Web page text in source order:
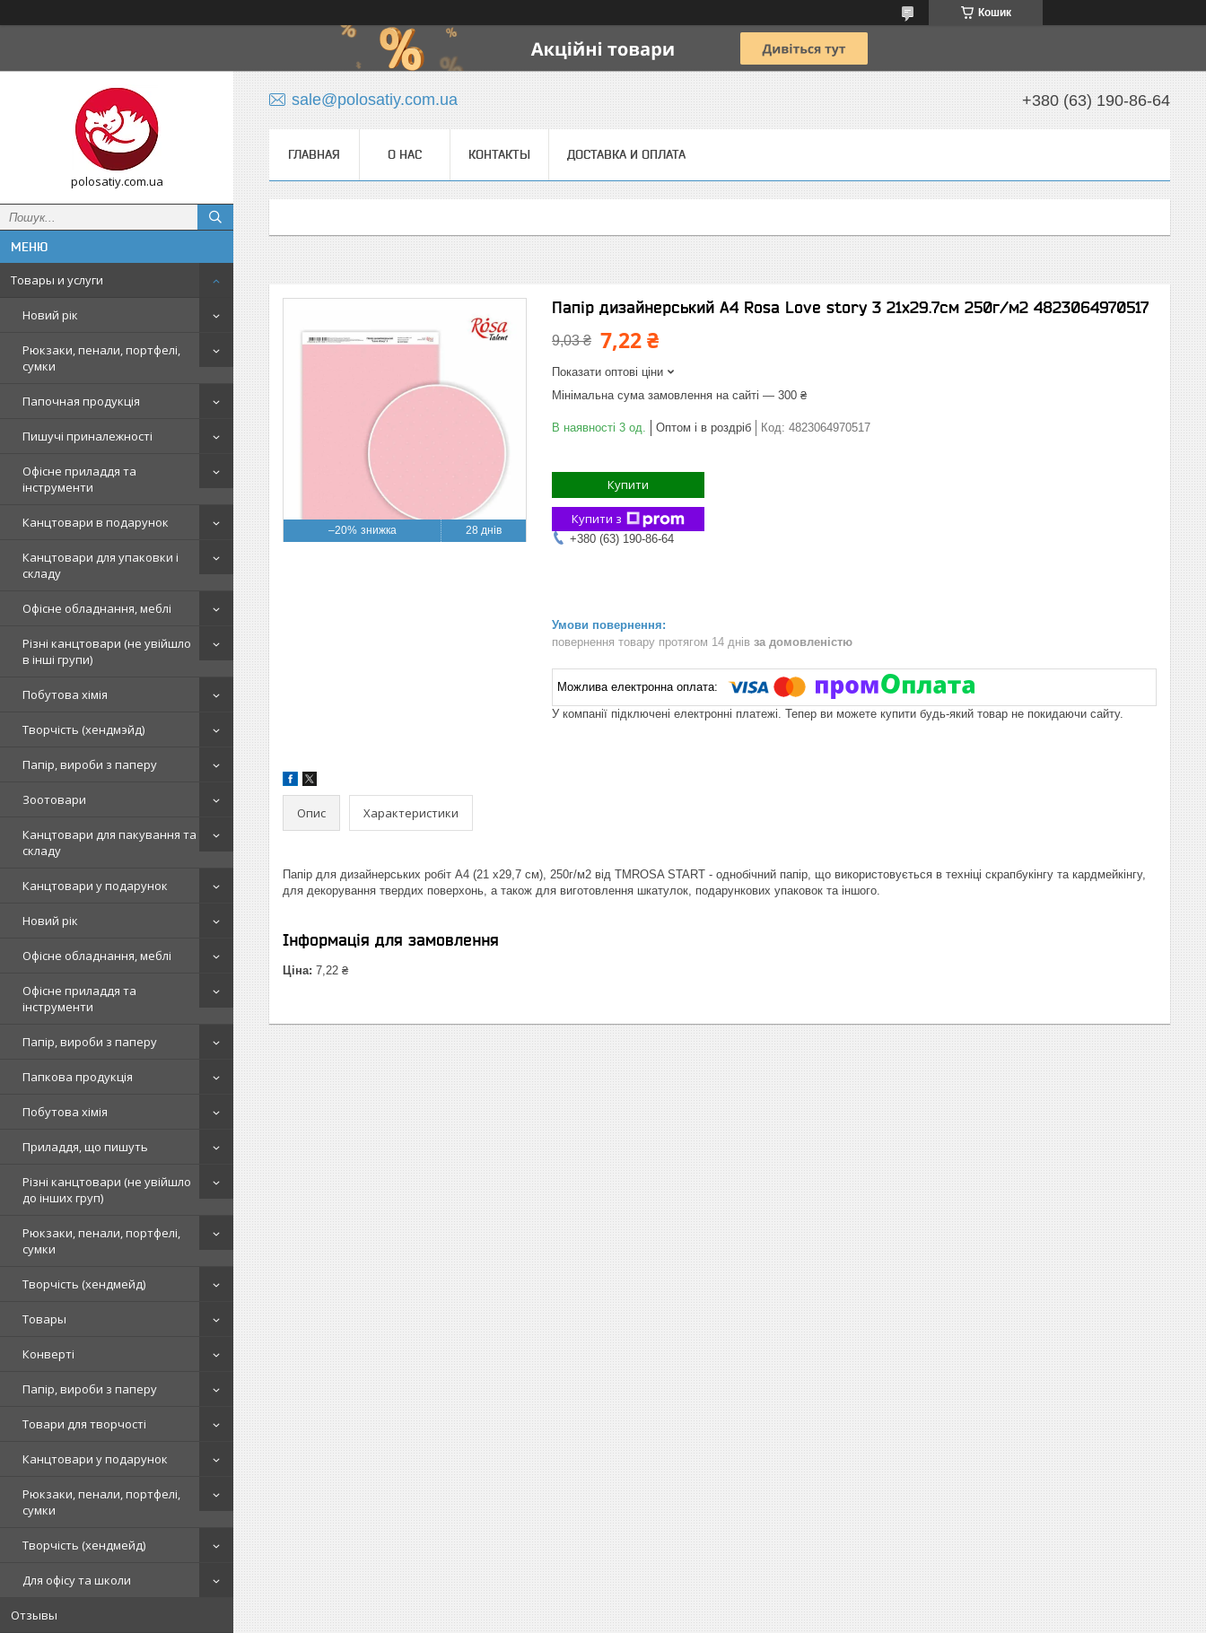
Кошик
polosatiy.com.ua
Товары и услуги
Новий рік
Рюкзаки, пенали, портфелі,
сумки
Папочная продукція
Пишучі приналежності
Офісне приладдя та
інструменти
Канцтовари в подарунок
Канцтовари для упаковки і
складу
Офісне обладнання, меблі
Різні канцтовари (не увійшло
в інші групи)
Побутова хімія
Творчість (хендмэйд)
Папір, вироби з паперу
Зоотовари
Канцтовари для пакування та
складу
Канцтовари у подарунок
Новий рік
Офісне обладнання, меблі
Офісне приладдя та
інструменти
Папір, вироби з паперу
Папкова продукція
Побутова хімія
Приладдя, що пишуть
Різні канцтовари (не увійшло
до інших груп)
Рюкзаки, пенали, портфелі,
сумки
Творчість (хендмейд)
Товары
Конверті
Папір, вироби з паперу
Товари для творчості
Канцтовари у подарунок
Рюкзаки, пенали, портфелі,
сумки
Творчість (хендмейд)
Для офісу та школи
Отзывы
sale@polosatiy.com.ua +380 (63) 190-86-64
ГЛАВНАЯ О НАС КОНТАКТЫ ДОСТАВКА И ОПЛАТА
–20% 28 днів
Папір дизайнерський А4 Rosa Love story 3 21х29.7см 250г/м2 4823064970517
9,03 ₴ 7,22 ₴
Показати оптові ціни
Мінімальна сума замовлення на сайті — 300 ₴
В наявності 3 од. Оптом і в роздріб Код: 4823064970517
Купити
Купити з
+380 (63) 190-86-64
повернення товару протягом 14 днів за домовленістю
У компанії підключені електронні платежі. Тепер ви можете купити будь-який товар не покидаючи сайту.
Опис Характеристики
Папір для дизайнерських робіт А4 (21 x29,7 см), 250г/м2 від ТМROSA START - однобічний папір, що використовується в техніці скрапбукінгу та кардмейкінгу,
для декорування твердих поверхонь, а також для виготовлення шкатулок, подарункових упаковок та іншого.
Інформація для замовлення
Ціна: 7,22 ₴